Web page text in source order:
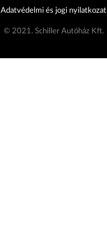
Adatvédelmi és jogi nyilatkozat
© 2021. Schiller Autóház Kft.